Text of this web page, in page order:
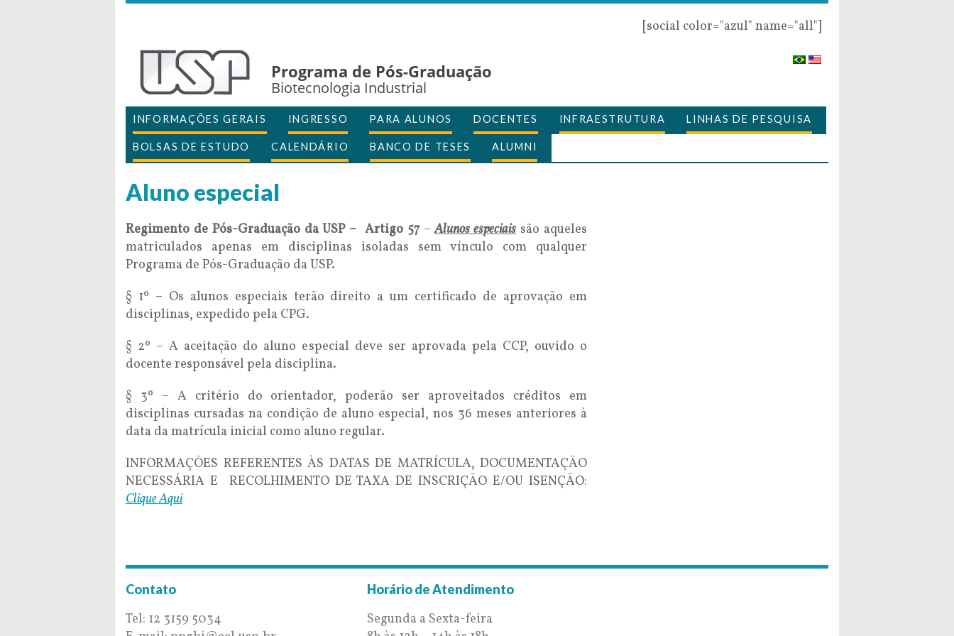
[social color="azul" name="all"]
Programa de Pós-Graduação
Biotecnologia Industrial
INFORMAÇÕES GERAIS INGRESSO PARA ALUNOS DOCENTES INFRAESTRUTURA LINHAS DE PESQUISA
BOLSAS DE ESTUDO CALENDÁRIO BANCO DE TESES ALUMNI
Aluno especial
Regimento de Pós-Graduação da USP – Artigo 57 –Alunos especiaissão aqueles
matriculados apenas em disciplinas isoladas sem vínculo com qualquer
Programa de Pós-Graduação da USP.
§ 1º – Os alunos especiais terão direito a um certificado de aprovação em
disciplinas, expedido pela CPG.
§ 2º – A aceitação do aluno especial deve ser aprovada pela CCP, ouvido o
docente responsável pela disciplina.
§ 3º – A critério do orientador, poderão ser aproveitados créditos em
disciplinas cursadas na condição de aluno especial, nos 36 meses anteriores à
data da matrícula inicial como aluno regular.
INFORMAÇÕES REFERENTES ÀS DATAS DE MATRÍCULA, DOCUMENTAÇÃO
NECESSÁRIA E RECOLHIMENTO DE TAXA DE INSCRIÇÃO E/OU ISENÇÃO:
Clique Aqui
Contato
Tel: 12 3159 5034
Horário de Atendimento
Segunda a Sexta-feira